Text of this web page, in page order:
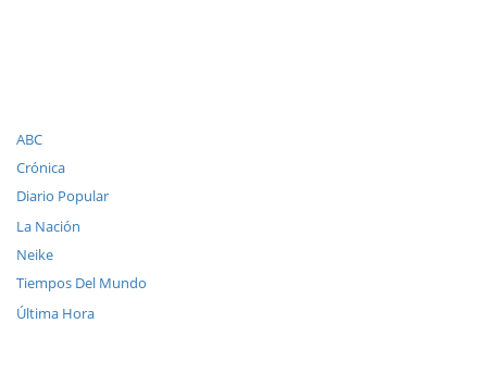
ABC
Crónica
Diario Popular
La Nación
Neike
Tiempos Del Mundo
Última Hora